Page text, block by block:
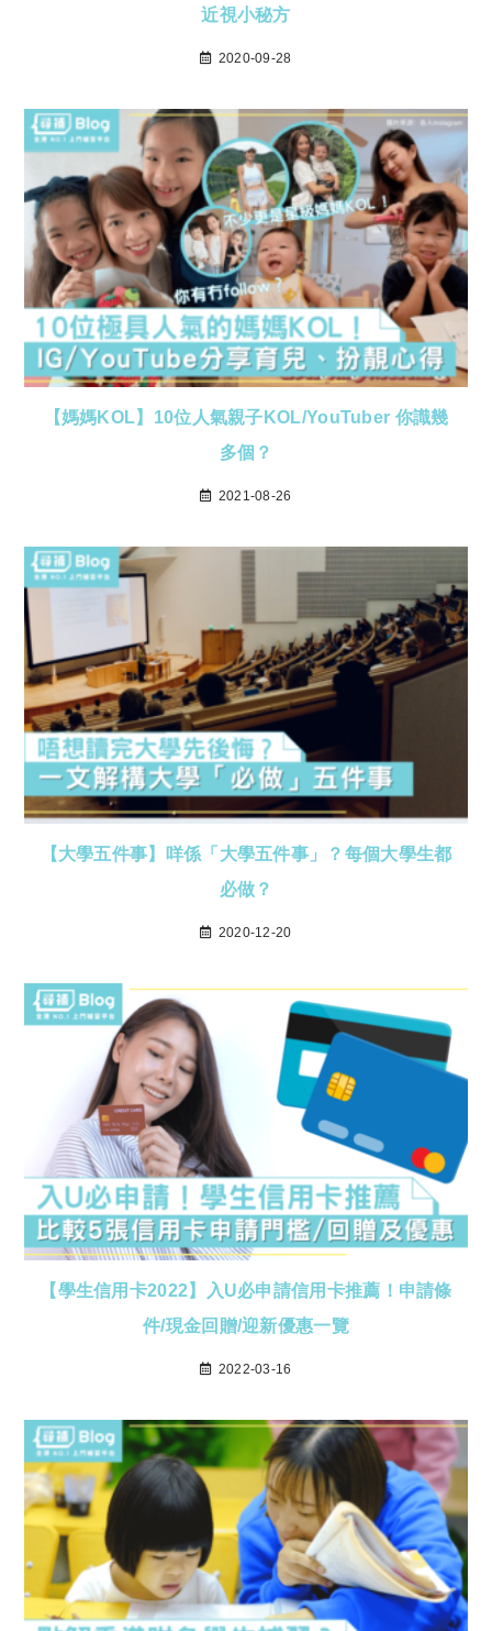
近視小秘方
2020-09-28
【媽媽KOL】10位人氣親子KOL/YouTuber 你識幾
多個？
2021-08-26
【大學五件事】咩係「大學五件事」？每個大學生都
必做？
2020-12-20
【學生信用卡2022】入U必申請信用卡推薦！申請條
件/現金回贈/迎新優惠一覽
2022-03-16